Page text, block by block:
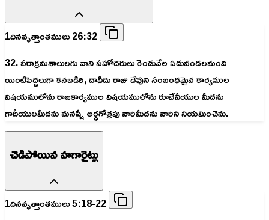
1దినవృత్తాంతములు 26:32
32. పరాక్రమశాలులగు వాని సహోదరులు రెండువేల ఏడువందలమంది
యింటిపెద్దలుగా కనబడిరి, దావీదు రాజు దేవుని సంబంధమైన కార్యముల
విషయములోను రాజకార్యముల విషయములోను రూబేనీయుల మీదను
గాదీయులమీదను మనష్షే అర్ధగోత్రపు వారిమీదను వారిని నియమించెను.
చెడిపోయిన హగారైట్లు
1దినవృత్తాంతములు 5:18-22